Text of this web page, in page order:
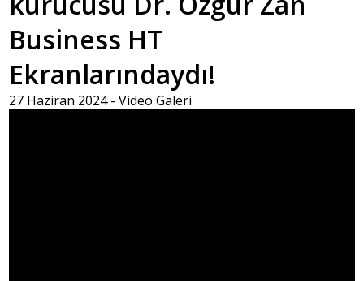
Business HT
Ekranlarındaydı!
27 Haziran 2024 -Video Galeri